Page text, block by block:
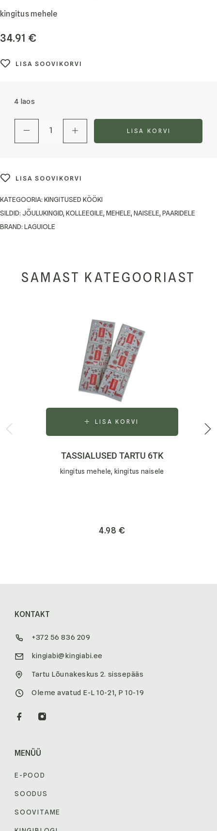
kingitus mehele
34.91 €
LISA SOOVIKORVI
4 laos
LISA KORVI
LISA SOOVIKORVI
KATEGOORIA: KINGITUSED KÖÖKI
SILDID: JÕULUKINGID, KOLLEEGILE, MEHELE, NAISELE, PAARIDELE
BRAND: LAGUIOLE
SAMAST KATEGOORIAST
LISA KORVI
TASSIALUSED TARTU 6TK
kingitus mehele, kingitus naisele
4.98 €
KONTAKT
+372 56 836 209
kingiabi@kingiabi.ee
Tartu Lõunakeskus 2. sissepääs
Oleme avatud E-L 10-21, P 10-19
MENÜÜ
E-POOD
SOODUS
SOOVITAME